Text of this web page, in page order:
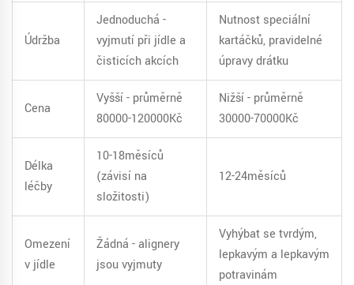
Údržba
Jednoduchá -
vyjmutí při jídle a
čisticích akcích
Nutnost speciální
kartáčků, pravidelné
úpravy drátku
Cena
Vyšší - průměrně
80000-120000Kč
Nižší - průměrně
30000-70000Kč
Délka
léčby
10-18měsíců
(závisí na
složitosti)
12-24měsíců
Omezení
v jídle
Žádná - alignery
jsou vyjmuty
Vyhýbat se tvrdým,
lepkavým a lepkavým
potravinám